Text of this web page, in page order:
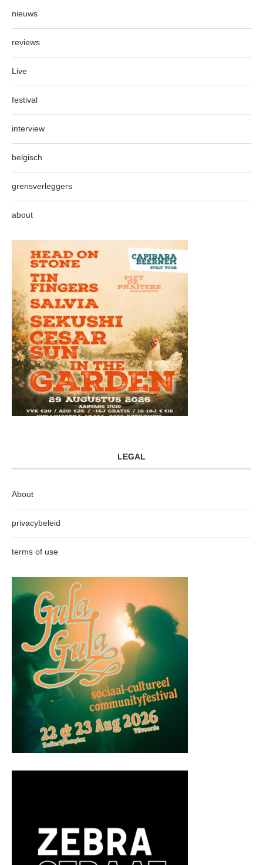
nieuws
reviews
Live
festival
interview
belgisch
grensverleggers
about
LEGAL
About
privacybeleid
terms of use